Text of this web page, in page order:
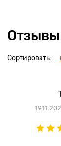
Отзывы
Сортировать: